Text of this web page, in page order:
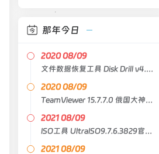
那年今日
2020 08/09
文件数据恢复工具 Disk Drill v4.0.531
2020 08/09
TeamViewer 15.7.7.0 俄国大神版（重新包装和便携式）
2021 08/09
ISO工具 UltraISO9.7.6.3829官方中文注册版
2021 08/09